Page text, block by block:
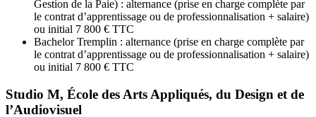
Gestion de la Paie) : alternance (prise en charge complète par
le contrat d’apprentissage ou de professionnalisation + salaire)
ou initial 7 800 € TTC
Bachelor Tremplin : alternance (prise en charge complète par
le contrat d’apprentissage ou de professionnalisation + salaire)
ou initial 7 800 € TTC
Studio M, École des Arts Appliqués, du Design et de
l’Audiovisuel